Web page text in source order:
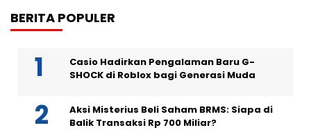
BERITA POPULER
Casio Hadirkan Pengalaman Baru G-
SHOCK di Roblox bagi Generasi Muda
Aksi Misterius Beli Saham BRMS: Siapa di
Balik Transaksi Rp 700 Miliar?